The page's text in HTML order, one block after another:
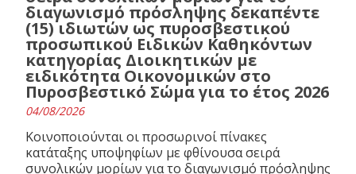
διαγωνισμό πρόσληψης δεκαπέντε
(15) ιδιωτών ως πυροσβεστικού
προσωπικού Ειδικών Καθηκόντων
κατηγορίας Διοικητικών με
ειδικότητα Οικονομικών στο
Πυροσβεστικό Σώμα για το έτος 2026
04/08/2026
Κοινοποιούνται οι προσωρινοί πίνακες
κατάταξης υποψηφίων με φθίνουσα σειρά
συνολικών μορίων για το διαγωνισμό πρόσληψης